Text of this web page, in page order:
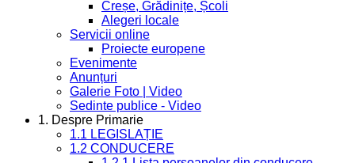
Creșe, Grădinițe, Școli
Alegeri locale
Servicii online
Proiecte europene
Evenimente
Anunțuri
Galerie Foto | Video
Sedinte publice - Video
1. Despre Primarie
1.1 LEGISLAȚIE
1.2 CONDUCERE